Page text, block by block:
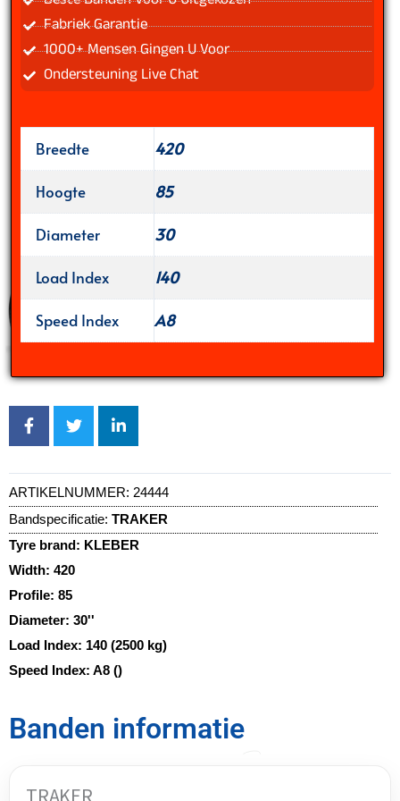
Fabriek Garantie
1000+ Mensen Gingen U Voor
Ondersteuning Live Chat
Breedte
420
Hoogte
85
Diameter
30
Load Index
140
Speed Index
A8
ARTIKELNUMMER: 24444
Bandspecificatie: TRAKER
Tyre brand: KLEBER
Width: 420
Profile: 85
Diameter: 30''
Load Index: 140 (2500 kg)
Speed Index: A8 ()
Banden informatie
TRAKER